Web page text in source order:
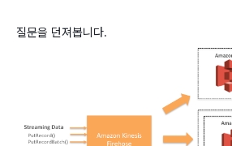
질문을 던져봅니다.